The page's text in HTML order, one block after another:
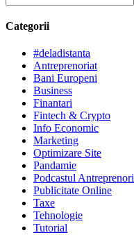
Categorii
#deladistanta
Antreprenoriat
Bani Europeni
Business
Finantari
Fintech & Crypto
Info Economic
Marketing
Optimizare Site
Pandamie
Podcastul
Publicitate Online
Taxe
Tehnologie
Tutorial